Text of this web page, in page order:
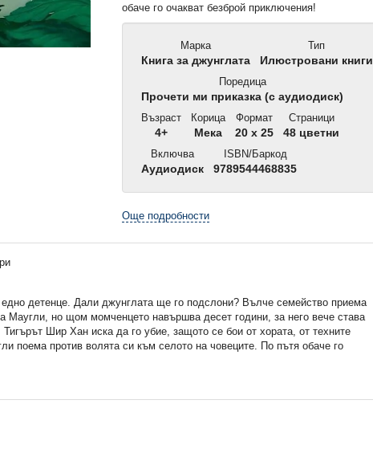
обаче го очакват безброй приключения!
Марка
Книга за джунглата
Тип
Илюстровани книги
Поредица
Прочети ми приказка (с аудиодиск)
Възраст
4+
Корица
Мека
Формат
20 x 25
Страници
48 цветни
Включва
Аудиодиск
ISBN/Баркод
9789544468835
Още подробности
детенце. Дали джунглата ще го подслони? Вълче семейство приема
Маугли, но щом момченцето навършва десет години, за него вече става
Шир Хан иска да го убие, защото се бои от хората, от техните
поема против волята си към селото на човеците. По пътя обаче го